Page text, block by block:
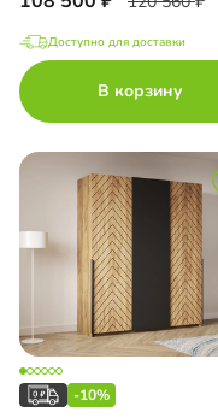
Доступно для доставки
В корзину
-10%